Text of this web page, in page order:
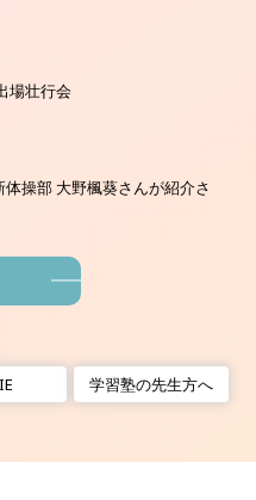
場壮行会
操部 大野楓葵さんが紹介さ
学習塾の先生方へ